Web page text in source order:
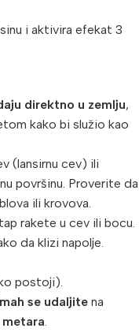
i aktivira efekat 3
direktno u zemlju,
kako bi služio kao
(lansirnu cev) ili
površinu. Proverite da
ili krovova.
rakete u cev ili bocu.
da klizi napolje.
postoji).
se udaljite na